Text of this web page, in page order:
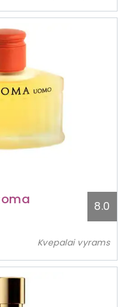
8.0
Kvepalai vyrams